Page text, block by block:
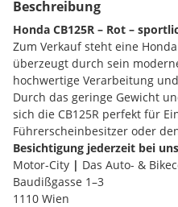
Beschreibung
Honda CB125R – Rot –
Zum Verkauf steht eine
überzeugt durch sein
hochwertige Verarbeitung
Durch das geringe Gewicht
sich die CB125R perfekt für
Führerscheinbesitzer oder
Besichtigung jederzeit bei
Motor-City | Das Auto- &
Baudißgasse 1–3
1110 Wien